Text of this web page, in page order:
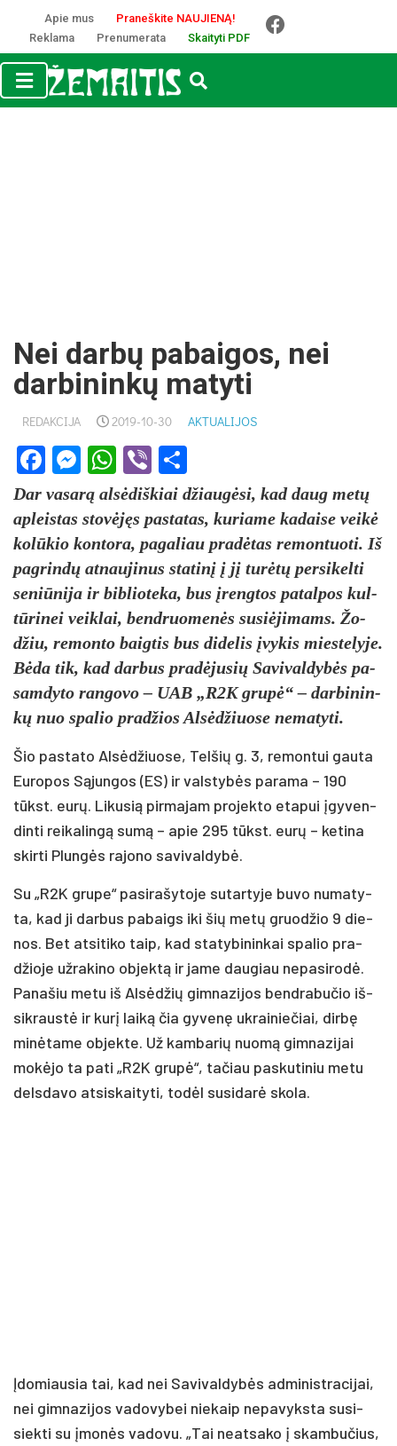
Apie mus
Praneškite NAUJIENĄ!
Reklama
Prenumerata Skaityti PDF
Nei darbų pabaigos, nei
darbininkų matyti
REDAKCIJA 2019-10-30 AKTUALIJOS
Facebook
Messenger
WhatsApp
Viber
Dar va­sa­rą al­sė­diš­kiai džiau­gė­si, kad daug me­tų
ap­leis­tas sto­vė­jęs pa­sta­tas, ku­ria­me ka­dai­se vei­kė
ko­lū­kio kon­to­ra, pa­ga­liau pra­dė­tas re­mon­tuo­ti. Iš
pa­grin­dų at­nau­ji­nus sta­ti­nį į jį tu­rė­tų per­si­kel­ti
se­niū­ni­ja ir bib­lio­te­ka, bus įreng­tos pa­tal­pos kul­
tū­ri­nei veik­lai, bend­ruo­me­nės su­siė­ji­mams. Žo­
džiu, re­mon­to baig­tis bus di­de­lis įvy­kis mies­te­ly­je.
Bė­da tik, kad dar­bus pra­dė­ju­sių Sa­vi­val­dy­bės pa­
sam­dy­to ran­go­vo – UAB „R2K gru­pė“ – dar­bi­nin­
kų nuo spa­lio pra­džios Al­sė­džiuo­se ne­ma­ty­ti.
Šio pa­sta­to Al­sė­džiuo­se, Tel­šių g. 3, re­mon­tui gau­ta
Eu­ro­pos Są­jun­gos (ES) ir vals­ty­bės pa­ra­ma – 190
tūkst. eu­rų. Li­ku­sią pir­ma­jam pro­jek­to eta­pui įgy­ven­
din­ti rei­ka­lin­gą su­mą – apie 295 tūkst. eu­rų – ke­ti­na
skir­ti Plun­gės ra­jo­no sa­vi­val­dy­bė.
Su „R2K gru­pe“ pa­si­ra­šy­to­je su­tar­ty­je bu­vo nu­ma­ty­
ta, kad ji dar­bus pa­baigs iki šių me­tų gruo­džio 9 die­
nos. Bet at­si­ti­ko taip, kad sta­ty­bi­nin­kai spa­lio pra­
džio­je už­ra­ki­no ob­jek­tą ir ja­me dau­giau ne­pa­si­ro­dė.
Pa­na­šiu me­tu iš Al­sė­džių gim­na­zi­jos bend­ra­bu­čio iš­
si­kraus­tė ir ku­rį lai­ką čia gy­ve­nę uk­rai­nie­čiai, dir­bę
mi­nė­ta­me ob­jek­te. Už kam­ba­rių nuo­mą gim­na­zi­jai
mo­kė­jo ta pa­ti „R2K gru­pė“, ta­čiau pa­sku­ti­niu me­tu
dels­da­vo at­si­skai­ty­ti, to­dėl su­si­da­rė sko­la.
Įdo­miau­sia tai, kad nei Sa­vi­val­dy­bės ad­mi­nist­ra­ci­jai,
nei gim­na­zi­jos va­do­vy­bei nie­kaip ne­pa­vyks­ta su­si­
siek­ti su įmo­nės va­do­vu. „Tai neat­sa­ko į skam­bu­čius,